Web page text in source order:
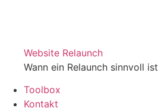
Website Relaunch
Wann ein Relaunch sinnvoll ist
Toolbox
Kontakt